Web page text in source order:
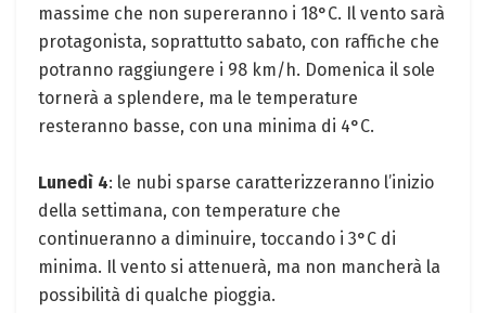
massime che non supereranno i 18°C. Il vento sarà
protagonista, soprattutto sabato, con raffiche che
potranno raggiungere i 98 km/h. Domenica il sole
tornerà a splendere, ma le temperature
resteranno basse, con una minima di 4°C.
Lunedì 4: le nubi sparse caratterizzeranno l’inizio
della settimana, con temperature che
continueranno a diminuire, toccando i 3°C di
minima. Il vento si attenuerà, ma non mancherà la
possibilità di qualche pioggia.